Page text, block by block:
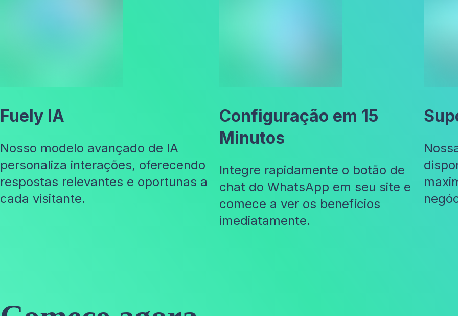
Fuely IA
Nosso modelo avançado de IA
personaliza interações, oferecendo
respostas relevantes e oportunas a
cada visitante.
Configuração em 15
Minutos
Integre rapidamente o botão de
chat do WhatsApp em seu site e
comece a ver os benefícios
imediatamente.